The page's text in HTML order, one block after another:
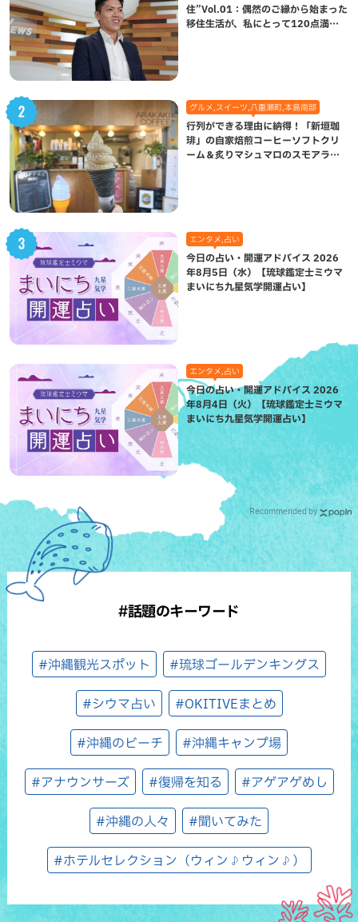
住”Vol.01：偶然のご縁から始まった
移住生活が、私にとって120点満点
グルメ,スイーツ,八重瀬町,本島南部
行列ができる理由に納得！「新垣珈
琲」の自家焙煎コーヒーソフトクリ
ーム＆炙りマシュマロのスモアラテ
エンタメ,占い
今日の占い・開運アドバイス 2026
年8月5日（水）【琉球鑑定士ミウマ
まいにち九星気学開運占い】
エンタメ,占い
今日の占い・開運アドバイス 2026
年8月4日（火）【琉球鑑定士ミウマ
まいにち九星気学開運占い】
Recommended by
#話題のキーワード
#沖縄観光スポット #琉球ゴールデンキングス
#シウマ占い #OKITIVEまとめ
#沖縄のビーチ #沖縄キャンプ場
#アナウンサーズ #復帰を知る #アゲアゲめし
#沖縄の人々 #聞いてみた
#ホテルセレクション（ウィン♪ウィン♪）